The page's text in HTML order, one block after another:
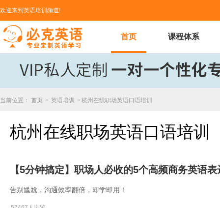
欢迎来到英语培训频道!
首页 课程体系
当前位置： 首页 > 英语培训 > 杭州在线职场英语口语培训
杭州在线职场英语口语培训
【5分钟搞定】职场人必收的5个高频商务英语表
告别尴尬，沟通效率翻倍，即学即用！